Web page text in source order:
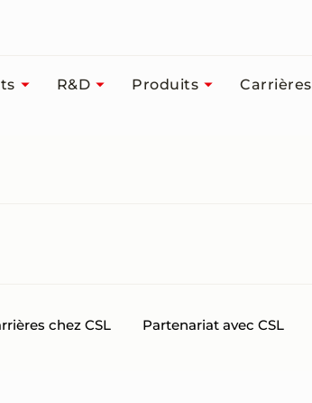
R&D Produits Carrières
chez CSL Partenariat avec CSL